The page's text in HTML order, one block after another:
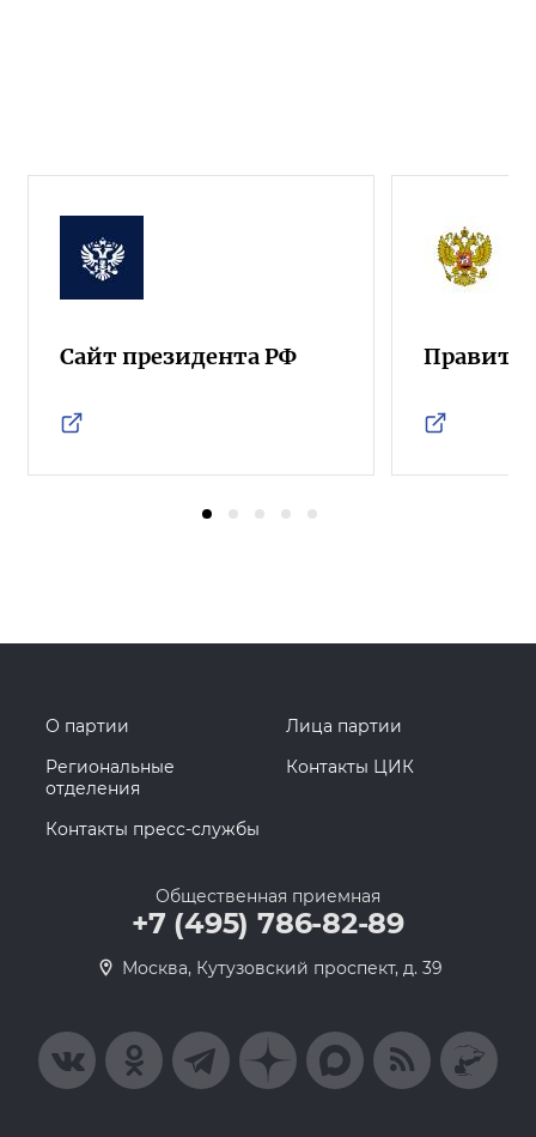
Сайт президента РФ
О партии
Лица партии
Региональные
отделения
Контакты ЦИК
Контакты пресс-службы
Общественная приемная
+7 (495) 786-82-89
Москва, Кутузовский проспект, д. 39